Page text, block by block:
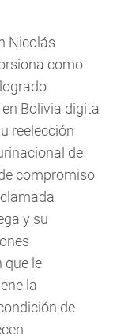
Nicolás
como
Bolivia digita
reelección
de
compromiso
y su
que le
la
de